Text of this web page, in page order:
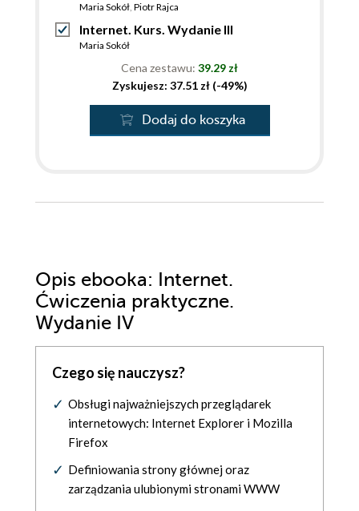
Maria Sokół, Piotr Rajca
Internet. Kurs. Wydanie III
Maria Sokół
Cena zestawu: 39.29 zł
Zyskujesz: 37.51 zł (-49%)
Dodaj do koszyka
Opis ebooka: Internet.
Ćwiczenia praktyczne.
Wydanie IV
Czego się nauczysz?
Obsługi najważniejszych przeglądarek
internetowych: Internet Explorer i Mozilla
Firefox
Definiowania strony głównej oraz
zarządzania ulubionymi stronami WWW